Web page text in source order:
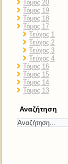
Τόμος 20
Τόμος 19
Τόμος 18
Τόμος 17
Τεύχος 1
Τεύχος 2
Τεύχος 3
Τεύχος 4
Τόμος 16
Τόμος 15
Τόμος 14
Τόμος 13
Αναζήτηση